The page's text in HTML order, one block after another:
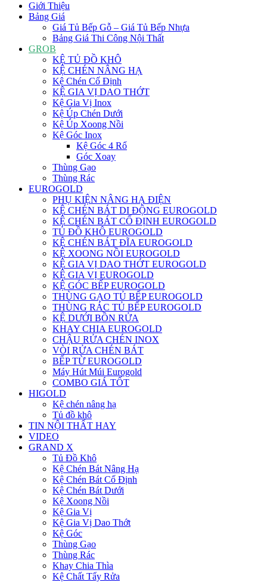
Giới Thiệu
Bảng Giá
Giá Tủ Bếp Gỗ – Giá Tủ Bếp Nhựa
Bảng Giá Thi Công Nội Thất
GROB
KỆ TỦ ĐỒ KHÔ
KỆ CHÉN NÂNG HẠ
Kệ Chén Cố Định
KỆ GIA VỊ DAO THỚT
Kệ Gia Vị Inox
Kệ Úp Chén Dưới
Kệ Úp Xoong Nồi
Kệ Góc Inox
Kệ Góc 4 Rổ
Góc Xoay
Thùng Gạo
Thùng Rác
EUROGOLD
PHỤ KIỆN NÂNG HẠ ĐIỆN
KỆ CHÉN BÁT DI ĐỘNG EUROGOLD
KỆ CHÉN BÁT CỐ ĐỊNH EUROGOLD
TỦ ĐỒ KHÔ EUROGOLD
KỆ CHÉN BÁT ĐĨA EUROGOLD
KỆ XOONG NỒI EUROGOLD
KỆ GIA VỊ DAO THỚT EUROGOLD
KỆ GIA VỊ EUROGOLD
KỆ GÓC BẾP EUROGOLD
THÙNG GẠO TỦ BẾP EUROGOLD
THÙNG RÁC TỦ BẾP EUROGOLD
KỆ DƯỚI BỒN RỬA
KHAY CHIA EUROGOLD
CHẬU RỬA CHÉN INOX
VÒI RỬA CHÉN BÁT
BẾP TỪ EUROGOLD
Máy Hút Múi Eurogold
COMBO GIÁ TỐT
HIGOLD
Kệ chén nâng hạ
Tủ đồ khô
TIN NỘI THẤT HAY
VIDEO
GRAND X
Tủ Đồ Khô
Kệ Chén Bát Nâng Hạ
Kệ Chén Bát Cố Định
Kệ Chén Bát Dưới
Kệ Xoong Nồi
Kệ Gia Vị
Kệ Gia Vị Dao Thớt
Kệ Góc
Thùng Gạo
Thùng Rác
Khay Chia Thìa
Kệ Chất Tẩy Rửa